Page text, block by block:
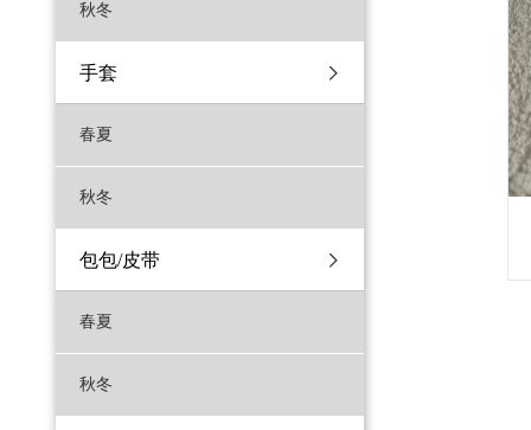
秋冬
手套
春夏
秋冬
包包/皮带
春夏
秋冬